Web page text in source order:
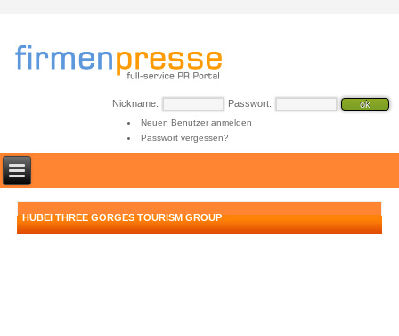
Nickname: Passwort:
Neuen Benutzer anmelden
Passwort vergessen?
HUBEI THREE GORGES TOURISM GROUP